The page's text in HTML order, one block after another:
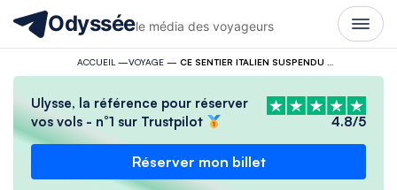
Odysséele média des voyageurs
ACCUEIL —VOYAGE—
Ulysse, la référence pour réserver
vos vols - n°1 sur Trustpilot
4.8/5
Réserver mon billet